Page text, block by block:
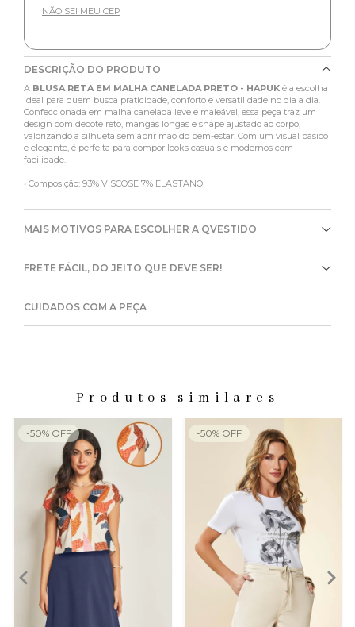
NÃO SEI MEU CEP
DESCRIÇÃO DO PRODUTO
A BLUSA RETA EM MALHA CANELADA PRETO - HAPUK é a escolha
ideal para quem busca praticidade, conforto e versatilidade no dia a dia.
Confeccionada em malha canelada leve e maleável, essa peça traz um
design com decote reto, mangas longas e shape ajustado ao corpo,
valorizando a silhueta sem abrir mão do bem-estar. Com um visual básico
e elegante, é perfeita para compor looks casuais e modernos com
facilidade.
• Composição: 93% VISCOSE 7% ELASTANO
MAIS MOTIVOS PARA ESCOLHER A QVESTIDO
FRETE FÁCIL, DO JEITO QUE DEVE SER!
CUIDADOS COM A PEÇA
Produtos similares
-50% OFF -50% OFF